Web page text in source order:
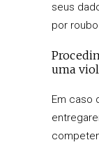
seus
por
uma
Em caso